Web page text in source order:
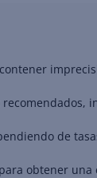
de
obtener